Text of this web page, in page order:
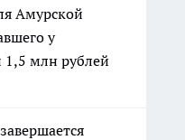
Амурской
у
1,5 млн рублей